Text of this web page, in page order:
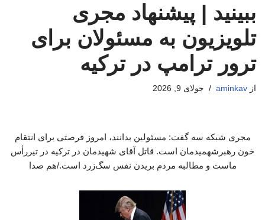
ببینید | پیشنهاد مجری
تلویزیون به مسئولان برای
ترور ترامپ در ترکیه
از aminkav جولای 9, 2026
مجری شبکه سه گفت: مسئولین بدانند، امروز فرصتی برای انتقام
خون رهبرشهمیدمان است. قاتل آقای شهیدمان در ترکیه در تیررأس
ماست و مطالبه مردم بریدن نفس سگ‌زرد است./هم صدا